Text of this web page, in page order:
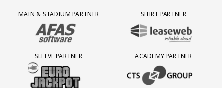
Partner Logos Grid
MAIN & STADIUM PARTNER
BEZOEK ONZE MAIN & STADIUM PARTNER AFAS SOFTWARE
SHIRT PARTNER
BEZOEK ONZE SHIRT PARTNER
SLEEVE PARTNER
BEZOEK ONZE SLEEVE PARTNER EUROJACKPOT
ACADEMY PARTNER
BEZOEK ONZE ACADEMY